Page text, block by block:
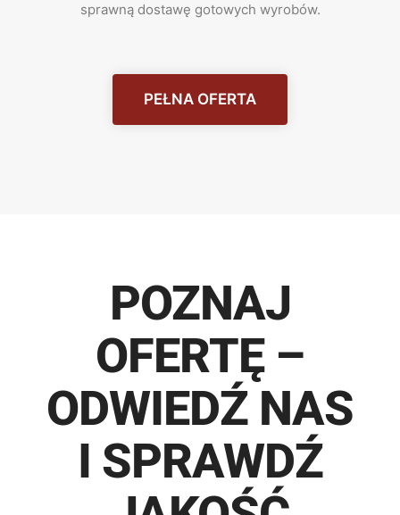
sprawną dostawę gotowych wyrobów.
PEŁNA OFERTA
POZNAJ
OFERTĘ –
ODWIEDŹ NAS
I SPRAWDŹ